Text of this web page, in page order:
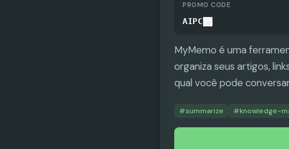
PROMO CODE
AIPC
MyMemo é uma
organiza seus artigos,
qual você pode
#summarize #knowledge-